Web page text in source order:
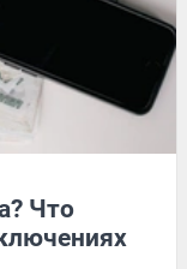
Что